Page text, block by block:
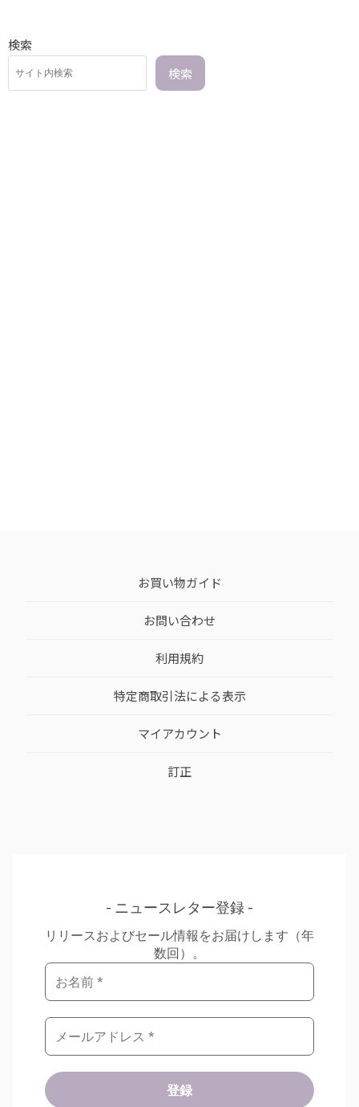
検索
検索
お買い物ガイド
お問い合わせ
利用規約
特定商取引法による表示
マイアカウント
訂正
ニュースレター登録
リリースおよびセール情報をお届けします（年
数回）。